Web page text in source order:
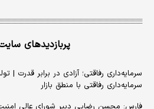
پربازدیدهای
سرمایه‌داری رفاقتی؛ آزادی در برابر قدرت |
سرمایه‌داری رفاقتی با منطق بازار